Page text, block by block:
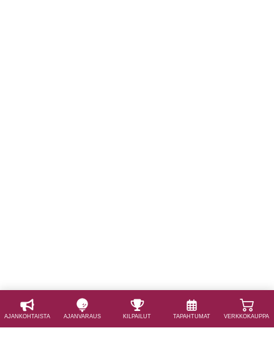
AJAN­KOHTAISTA AJAN­VARAUS KILPAILUT TAPAHTUMAT VERKKOKAUPPA